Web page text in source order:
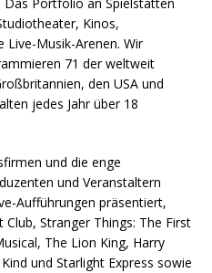
Kinos,
Musik-Arenen. Wir
71 der weltweit
den USA und
jedes Jahr über 18
und die enge
und Veranstaltern
Aufführungen präsentiert,
Stranger Things: The First
The Lion King, Harry
und Starlight Express sowie